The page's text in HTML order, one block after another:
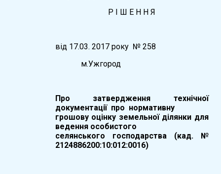
Р І Ш Е Н Н Я
вiд 17.03. 2017 року № 258
м.Ужгород
Про затвердження технічної
документації про нормативну
грошову оцінку земельної ділянки для
ведення особистого
селянського господарства (кад. №
2124886200:10:012:0016)